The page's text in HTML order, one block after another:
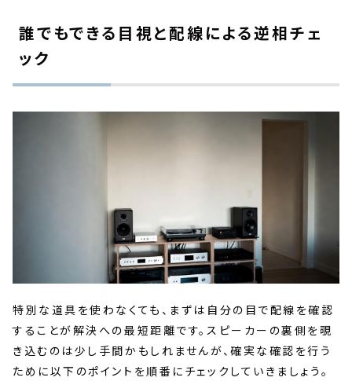
誰でもできる目視と配線による逆相チェ
ック
特別な道具を使わなくても、まずは自分の目で配線を確認
することが解決への最短距離です。スピーカーの裏側を覗
き込むのは少し手間かもしれませんが、確実な確認を行う
ために以下のポイントを順番にチェックしていきましょう。